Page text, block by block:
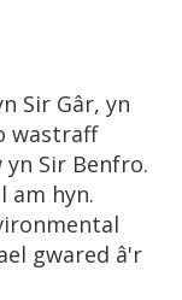
Sir Gâr, yn
wastraff
yn Sir Benfro.
am hyn.
gwared â'r